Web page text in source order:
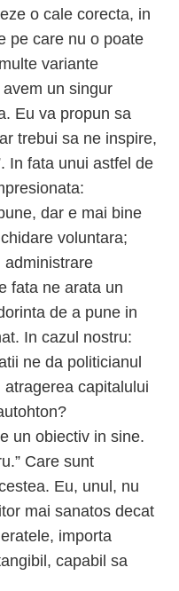
o cale corecta, in
pe care nu o poate
variante
un singur
Eu va propun sa
trebui sa ne inspire,
In fata unui astfel de
dar e mai bine
voluntara;
administrare
fata ne arata un
de a pune in
In cazul nostru:
ne da politicianul
capitalului
un obiectiv in sine.
Care sunt
Eu, unul, nu
mai sanatos decat
importa
capabil sa